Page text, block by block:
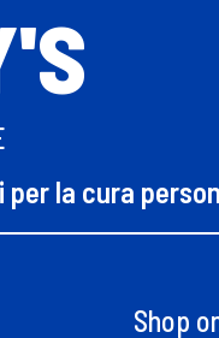
per la cura
Shop